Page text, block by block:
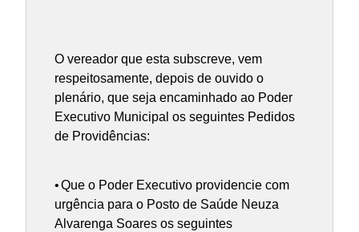
O vereador que esta subscreve, vem
respeitosamente, depois de ouvido o
plenário, que seja encaminhado ao Poder
Executivo Municipal os seguintes Pedidos
de Providências:
•Que o Poder Executivo providencie com
urgência para o Posto de Saúde Neuza
Alvarenga Soares os seguintes